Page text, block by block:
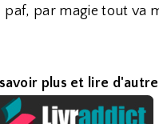
par magie tout va
plus et lire